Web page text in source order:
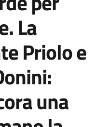
La
Priolo e
una